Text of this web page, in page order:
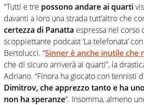
“Tutti e tre possono andare ai quarti
davanti a loro una strada tutt’altro che
certezza di Panatta espressa nel corso
scoppiettante podcast ‘La telefonata’
Bertolucci. “Sinner è anche inutile che
che di sicuro arriverà ai quarti”, la
Adriano. “Finora ha giocato con tennisti
Dimitrov, che apprezzo tanto e ha
non ha speranze“. Insomma, almeno